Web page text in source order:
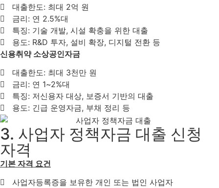
대출한도: 최대 2억 원
금리: 연 2.5%대
특징: 기술 개발, 시설 확충을 위한 대출
용도: R&D 투자, 설비 확장, 디지털 전환 등
신용취약 소상공인자금
대출한도: 최대 3천만 원
금리: 연 1~2%대
특징: 저신용자 대상, 보증서 기반의 대출
용도: 긴급 운영자금, 부채 정리 등
3. 사업자 정책자금 대출 신청
자격
기본 자격 요건
사업자등록증을 보유한 개인 또는 법인 사업자